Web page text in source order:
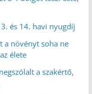
és 14. havi nyugdíj
a növényt soha ne
élete
a szakértő,